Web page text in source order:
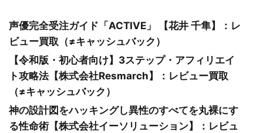
声優完全受注ガイド「ACTIVE」 【花井 千隼】：レ
ビュー買取（≠キャッシュバック）
【令和版・初心者向け】3ステップ・アフィリエイ
ト攻略法【株式会社Resmarch】：レビュー買取
（≠キャッシュバック）
神の設計図をハッキングし異性のすべてを丸裸にす
る性命術【株式会社イーソリューション】：レビュ